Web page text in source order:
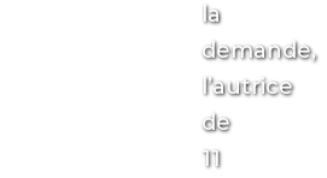
la
demande,
l’autrice
de
11